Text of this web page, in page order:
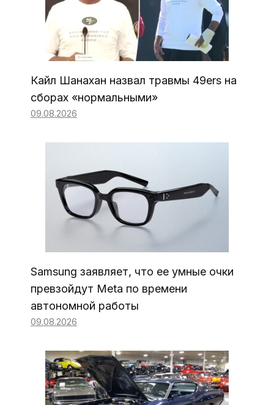
Кайл Шанахан назвал травмы 49ers на
сборах «нормальными»
09.08.2026
Samsung заявляет, что ее умные очки
превзойдут Meta по времени
автономной работы
09.08.2026